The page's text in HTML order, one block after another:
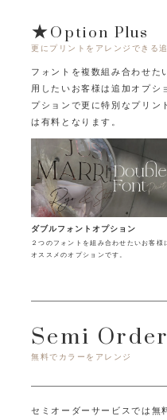
★Option Plus
更にプリントをアレンジできる
フォントを複数組み合わせた
用したいお客様は追加オプシ
プションで更に特別なプリン
は有料となります。
ダブルフォントオプション
２つのフォントを組み合わせたいお客様
オススメのオプションです。
Semi
無料でカラーをアレンジ
セミオーダーサービスでは無